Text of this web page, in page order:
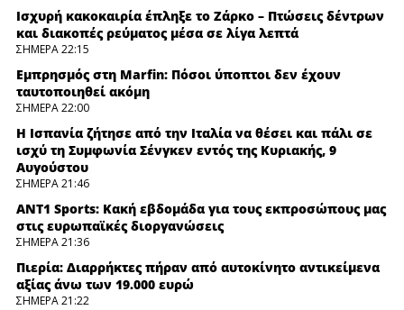
Ισχυρή κακοκαιρία έπληξε το Ζάρκο – Πτώσεις δέντρων
και διακοπές ρεύματος μέσα σε λίγα λεπτά
ΣΗΜΕΡΑ 22:15
Εμπρησμός στη Marfin: Πόσοι ύποπτοι δεν έχουν
ταυτοποιηθεί ακόμη
ΣΗΜΕΡΑ 22:00
H Ισπανία ζήτησε από την Ιταλία να θέσει και πάλι σε
ισχύ τη Συμφωνία Σένγκεν εντός της Κυριακής, 9
Αυγούστου
ΣΗΜΕΡΑ 21:46
ANT1 Sports: Κακή εβδομάδα για τους εκπροσώπους μας
στις ευρωπαϊκές διοργανώσεις
ΣΗΜΕΡΑ 21:36
Πιερία: Διαρρήκτες πήραν από αυτοκίνητο αντικείμενα
αξίας άνω των 19.000 ευρώ
ΣΗΜΕΡΑ 21:22